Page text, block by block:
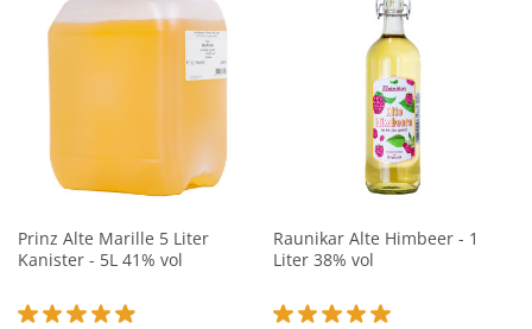
Prinz Alte Marille 5 Liter
Kanister - 5L 41% vol
Raunikar Alte Himbeer - 1
Liter 38% vol